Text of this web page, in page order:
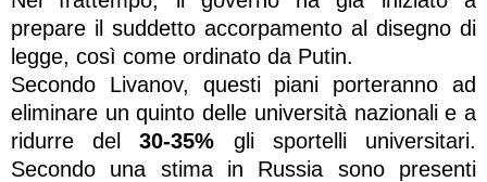
prepare il suddetto accorpamento al disegno di
legge, così come ordinato da Putin.
Secondo Livanov, questi piani porteranno ad
eliminare un quinto delle università nazionali e a
ridurre del
30-35% gli sportelli universitari.
Secondo una stima in Russia sono presenti